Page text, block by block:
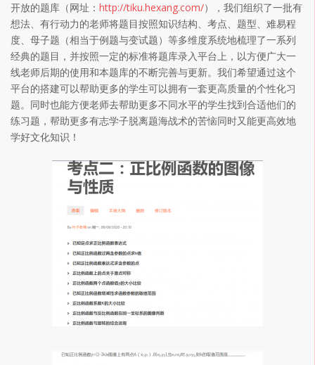
开放的题库（网址： http://tiku.hexang.com/），我们组织了一批有
想法、有行动力的老师将题目按照知识结构、考点、题型、难易程
度、母子题（相当于例题与变试题）等多维度系统地梳理了一系列
经典的题目，并按照一定的标准将题库录入平台上，以方便广大一
线老师后期的使用和本题库的不断完善与更新。我们希望通过这个
平台的搭建可以帮助更多的学生可以拥有一套更高质量的个性化习
题。同时也能方便老师去帮助更多不同水平的学生找到合适他们的
练习题，帮助更多有志学子脱离题海战术的苦恼同时又能更高效地
学好文化知识！